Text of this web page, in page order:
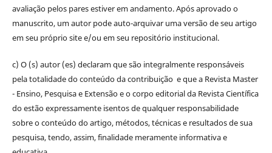
avaliação pelos pares estiver em andamento. Após aprovado o
manuscrito, um autor pode auto-arquivar uma versão de seu artigo
em seu próprio site e/ou em seu repositório institucional.
c) O (s) autor (es) declaram que são integralmente responsáveis
pela totalidade do conteúdo da contribuição e que a Revista Master
- Ensino, Pesquisa e Extensão e o corpo editorial da Revista Científica
do estão expressamente isentos de qualquer responsabilidade
sobre o conteúdo do artigo, métodos, técnicas e resultados de sua
pesquisa, tendo, assim, finalidade meramente informativa e